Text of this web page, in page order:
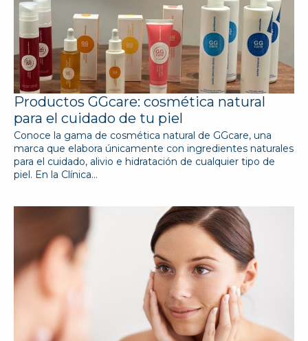
Productos GGcare: cosmética natural
para el cuidado de tu piel
Conoce la gama de cosmética natural de GGcare, una
marca que elabora únicamente con ingredientes naturales
para el cuidado, alivio e hidratación de cualquier tipo de
piel. En la Clínica…